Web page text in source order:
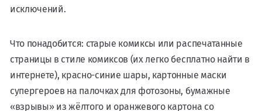
исключений.
Что понадобится: старые комиксы или распечатанные
страницы в стиле комиксов (их легко бесплатно найти в
интернете), красно-синие шары, картонные маски
супергероев на палочках для фотозоны, бумажные
«взрывы» из жёлтого и оранжевого картона со